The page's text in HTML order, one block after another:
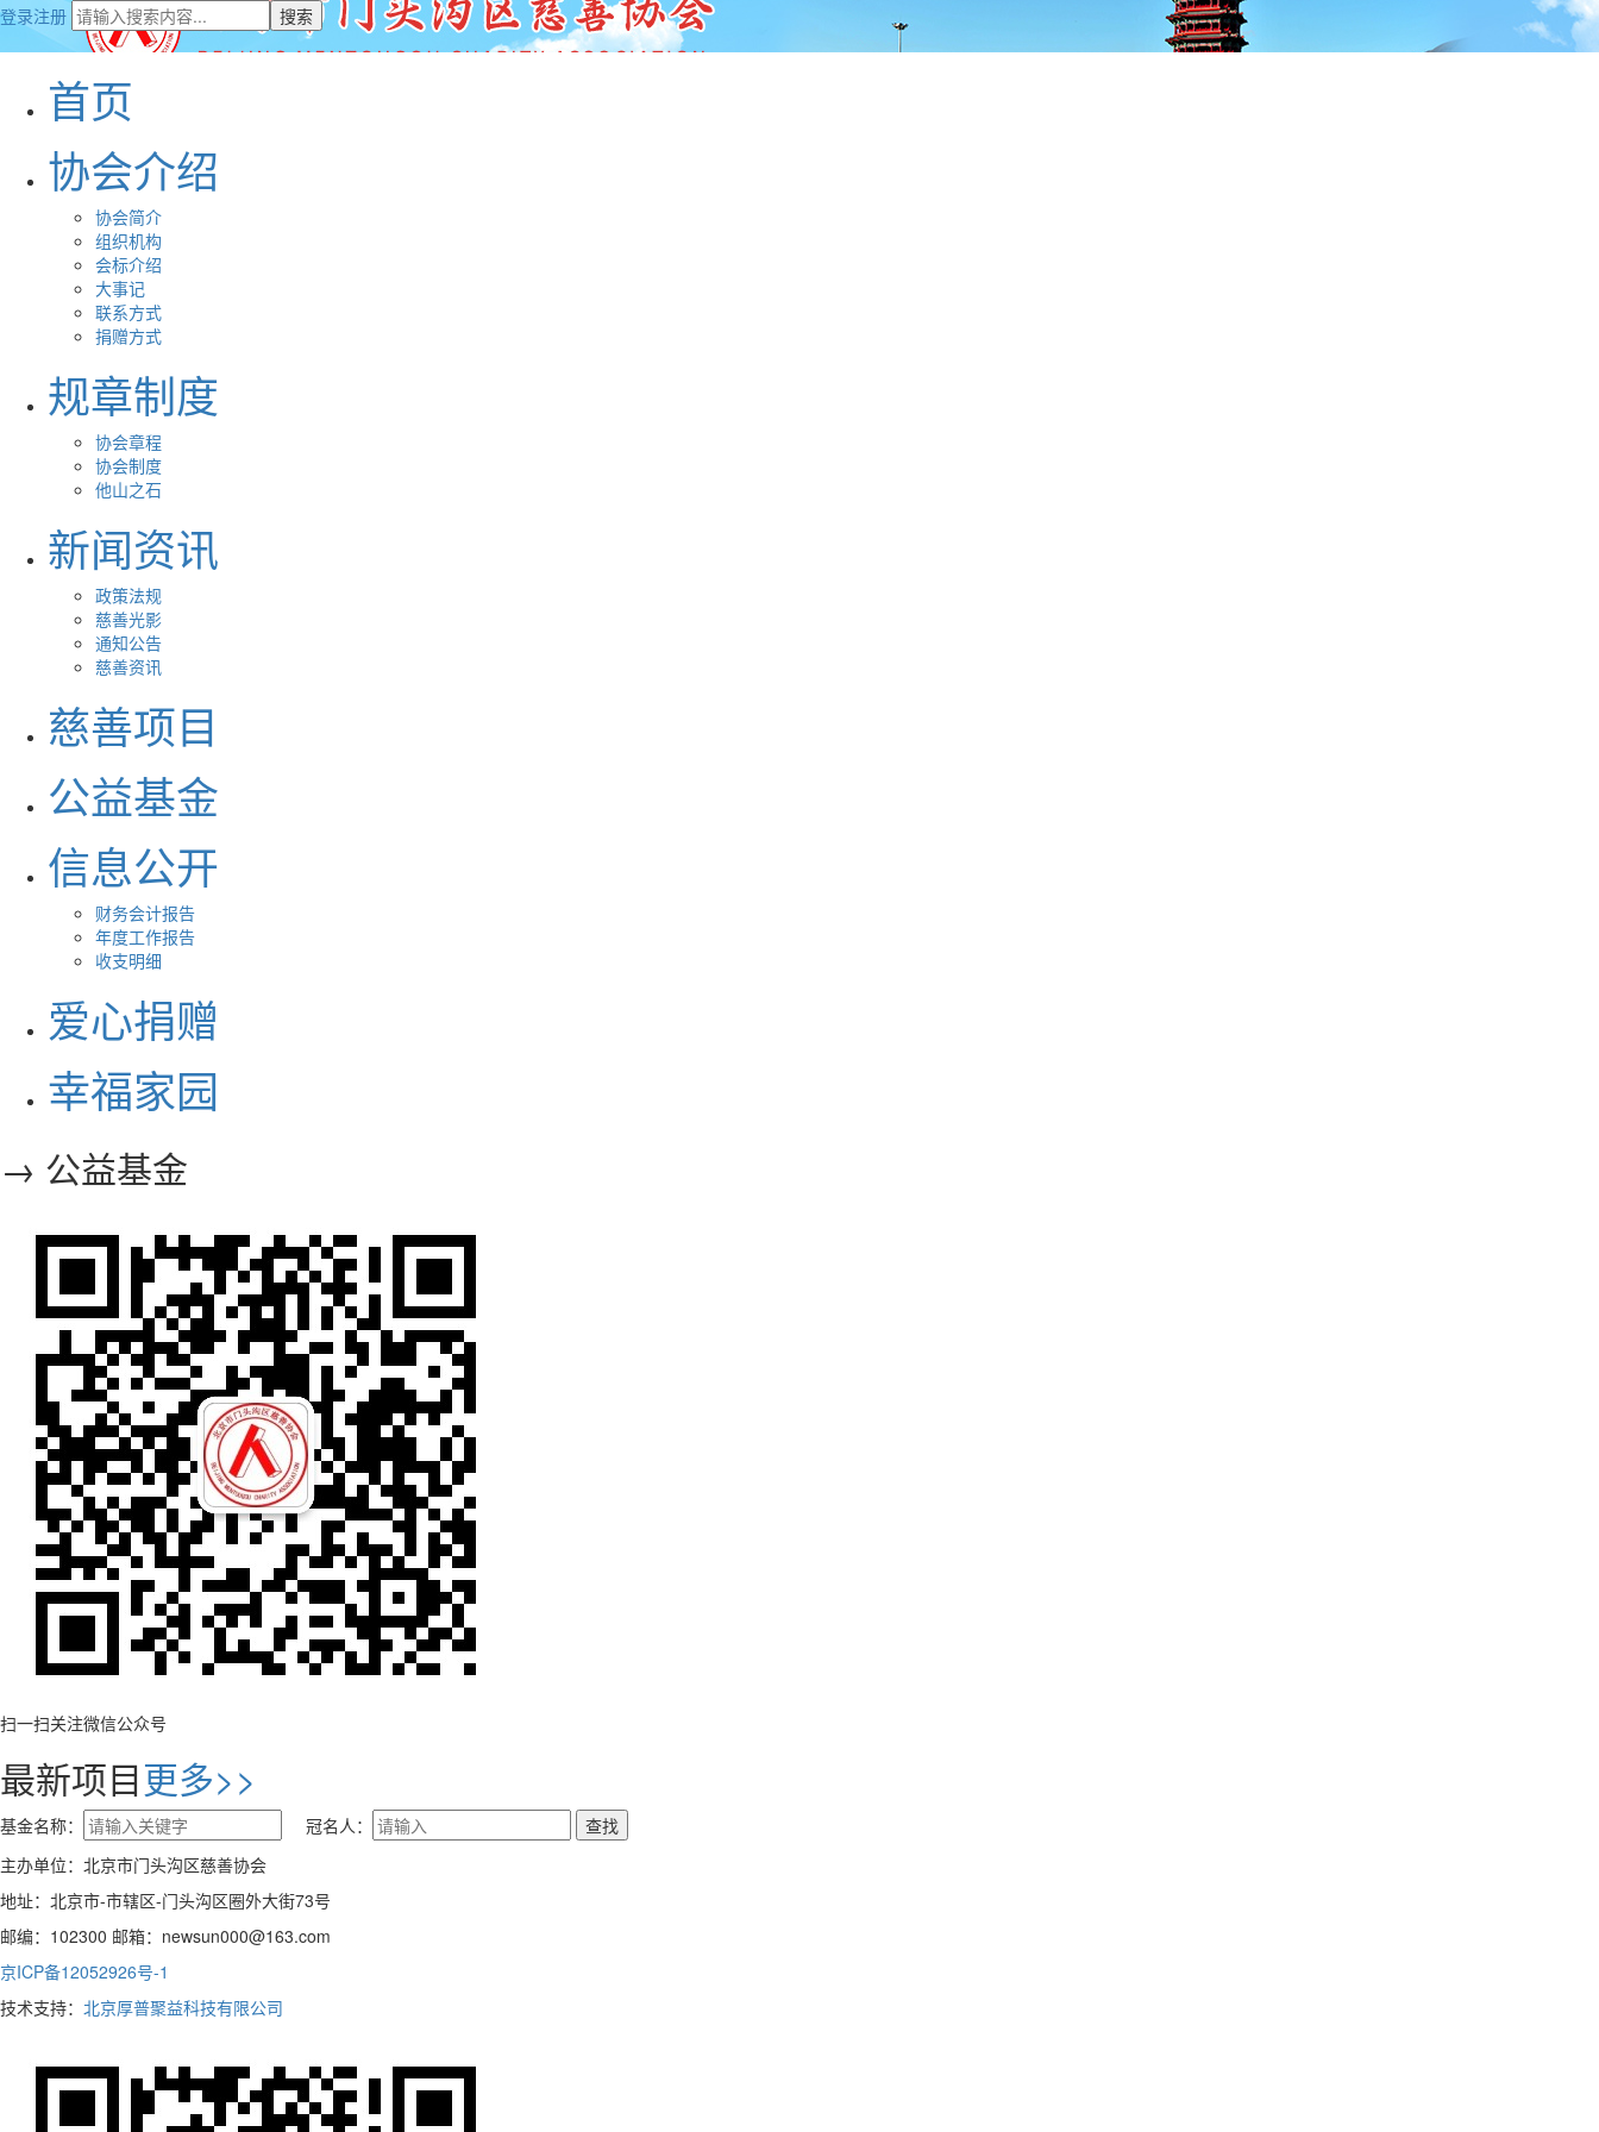
登录注册 搜索
首页
协会介绍
协会简介
组织机构
会标介绍
大事记
联系方式
捐赠方式
规章制度
协会章程
协会制度
他山之石
新闻资讯
政策法规
慈善光影
通知公告
慈善资讯
慈善项目
公益基金
信息公开
财务会计报告
年度工作报告
收支明细
爱心捐赠
幸福家园
→ 公益基金
扫一扫关注微信公众号
最新项目更多>>
基金名称：
冠名人：
主办单位：北京市门头沟区慈善协会
地址：北京市-市辖区-门头沟区圈外大街73号
邮编：102300 邮箱：newsun000@163.com
京ICP备12052926号-1
技术支持： 北京厚普聚益科技有限公司